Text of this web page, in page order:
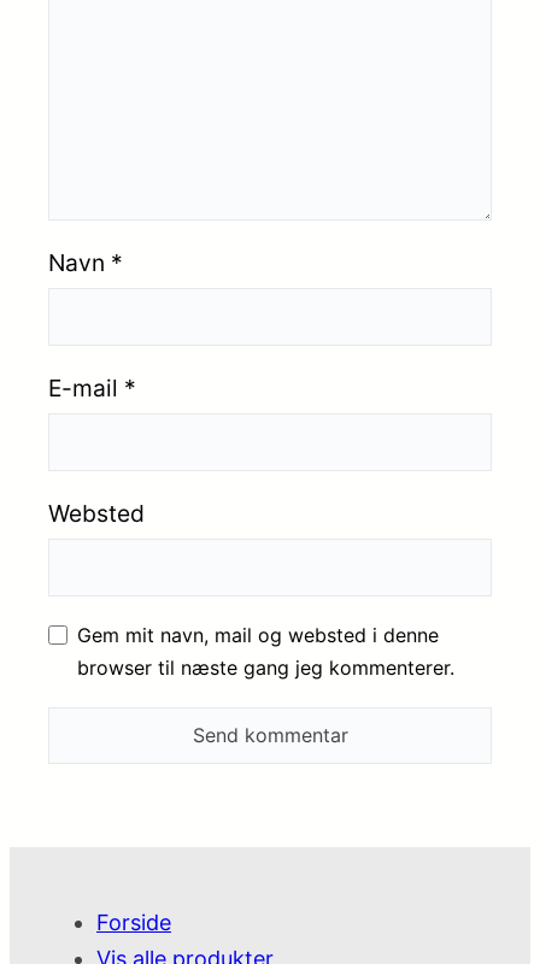
Navn *
E-mail *
Websted
Gem mit navn, mail og websted i denne
browser til næste gang jeg kommenterer.
Forside